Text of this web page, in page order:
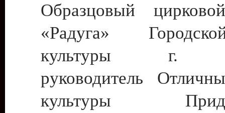
Образцовый
«Радуга»
культуры г.
руководитель
культуры